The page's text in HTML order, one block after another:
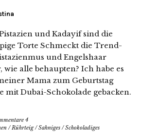
und Kadayif sind die
Torte Schmeckt die Trend-
und Engelshaar
alle behaupten? Ich habe es
Mama zum Geburtstag
mit Dubai-Schokolade gebacken.
4
/Rührteig/Sahniges /Schokoladiges